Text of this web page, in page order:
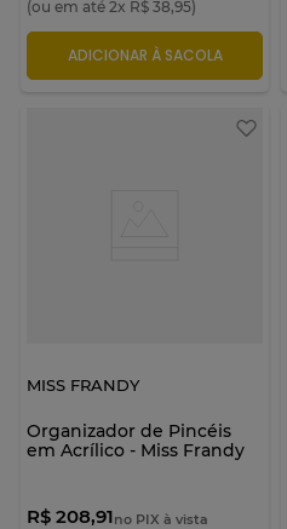
(ou em até 2x R$ 38,95)
ADICIONAR À SACOLA
MISS FRANDY
Organizador de Pincéis
em Acrílico - Miss Frandy
R$ 208,91no PIX à vista